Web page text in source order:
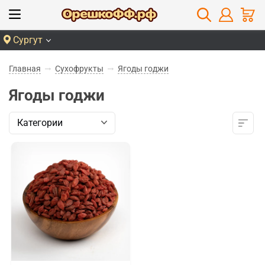
Сургут
Главная Сухофрукты Ягоды годжи
Ягоды годжи
Категории